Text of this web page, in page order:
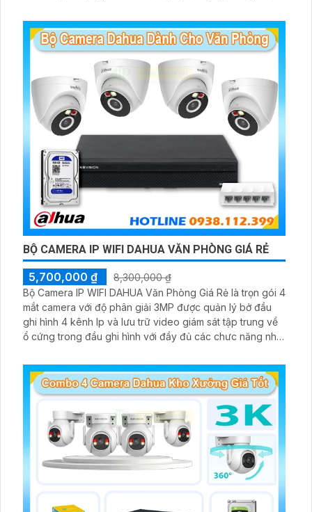
BỘ CAMERA IP WIFI DAHUA VĂN PHÒNG GIÁ RẺ
5,700,000 ₫
8,300,000 ₫
Bộ Camera IP WIFI DAHUA Văn Phòng Giá Rẻ là trọn gói 4
mắt camera với độ phân giải 3MP được quản lý bở đầu
ghi hình 4 kênh Ip và lưu trữ video giám sát tập trung về
ổ cứng trong đầu ghi hình với đầy đủ các chưc năng như
giám sát có màu vào ban đêm